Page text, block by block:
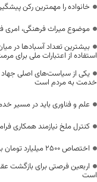
خانواده را مهمترین رکن
موضوع میراث فرهنگی،
بیشترین تعداد آسبادها در
استفاده از اعتبارات ملی برای
یکی از سیاست‌های اصلی
خدمت به مردم است
علم و فناوری باید در مسیر
کنترل ملخ نیازمند همکاری
اختصاص 2500 میلیارد تومان برای توسعه راه‌های دوبانده خراسان جنوبی
اربعین فرصتی برای بازگشت
است